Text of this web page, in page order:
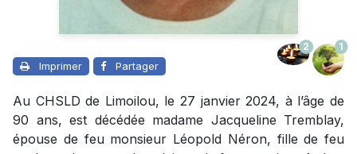
Imprimer Partager
2 1
Au CHSLD de Limoilou, le 27 janvier 2024, à l’âge de
90 ans, est décédée madame Jacqueline Tremblay,
épouse de feu monsieur Léopold Néron, fille de feu